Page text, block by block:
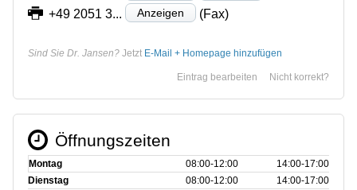
+49 2051 3... Anzeigen (Fax)
Sind Sie Dr. Jansen? Jetzt E-Mail + Homepage hinzufügen
Nicht korrekt?
Eintrag bearbeiten
Öffnungszeiten
Montag 08:00‑12:00
14:00‑17:00
Dienstag
08:00‑12:00
14:00‑17:00